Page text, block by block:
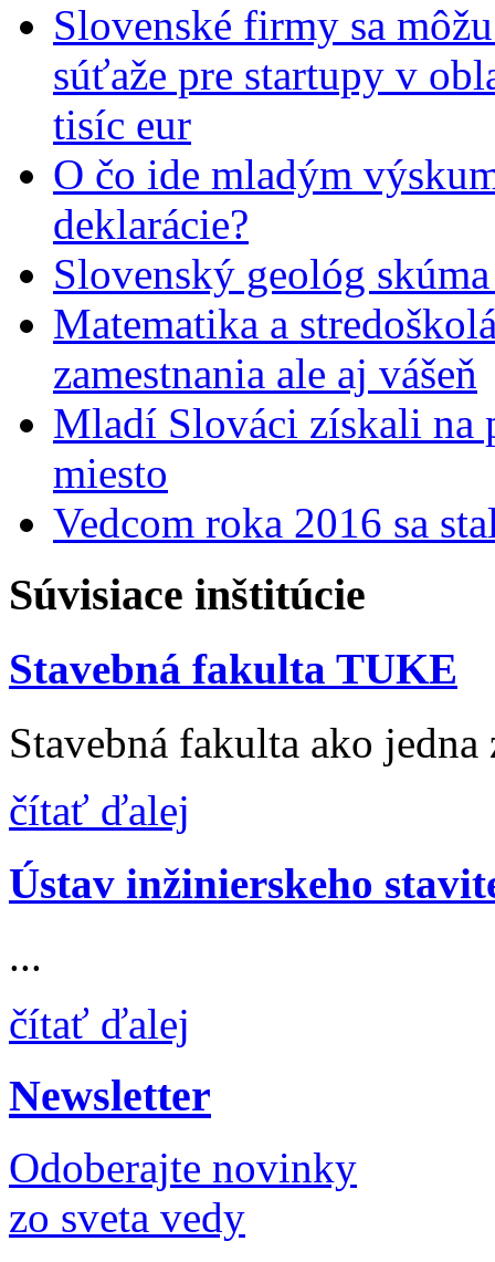
Slovenské firmy sa
súťaže pre startupy v
tisíc eur
O čo ide mladým
deklarácie?
Slovenský geológ
Matematika a
zamestnania ale aj vášeň
Mladí Slováci získali na
miesto
Vedcom roka 2016 sa
Súvisiace inštitúcie
Stavebná fakulta TUKE
Stavebná fakulta ako
čítať ďalej
Ústav inžinierskeho
...
čítať ďalej
Newsletter
Odoberajte novinky
zo sveta vedy